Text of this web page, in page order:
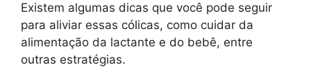
Existem algumas dicas que você pode seguir
para aliviar essas cólicas, como cuidar da
alimentação da lactante e do bebê, entre
outras estratégias.